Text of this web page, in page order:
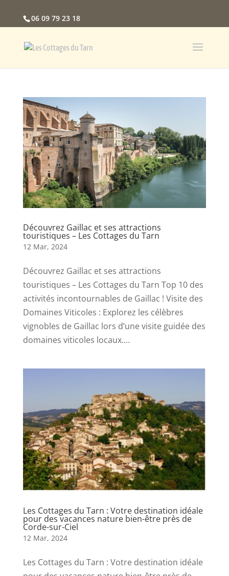
06 09 79 23 18
Découvrez Gaillac et ses attractions
touristiques – Les Cottages du Tarn
12 Mar, 2024
Découvrez Gaillac et ses attractions
touristiques – Les Cottages du Tarn Top 10 des
activités incontournables de Gaillac ! Visite des
Domaines Viticoles : Explorez les célèbres
vignobles de Gaillac lors d’une visite guidée des
domaines viticoles locaux....
Les Cottages du Tarn : Votre destination idéale
pour des vacances nature bien-être près de
Corde-sur-Ciel
12 Mar, 2024
Les Cottages du Tarn : Votre destination idéale